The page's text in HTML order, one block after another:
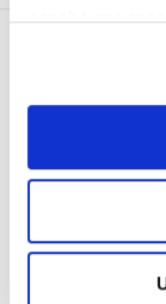
nonché per
l’informativa
disponibiliqui.
“Utilizza solo i
quelli tecnici.
presterà il
utilizzati dal
scegliere, in
M
s
a
About Us
Accessibility